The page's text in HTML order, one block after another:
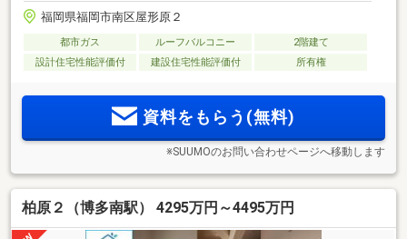
福岡県福岡市南区屋形原２
都市ガス ルーフバルコニー
2階建て
設計住宅性能評価付
建設住宅性能評価付 所有権
資料をもらう(無料)
※SUUMOのお問い合わせページへ移動します
柏原２（博多南駅） 4295万円～4495万円